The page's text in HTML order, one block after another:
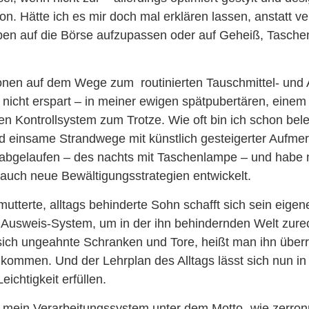
Hätte ich es mir doch mal erklären lassen, anstatt
auf die Börse aufzupassen oder auf Geheiß,
auf dem Wege zum routinierten Tauschmittel- und
erspart – in meiner ewigen spätpubertären,
Kontrollsystem zum Trotze. Wie oft bin ich schon
einsame Strandwege mit künstlich gesteigerter
– des nachts mit Taschenlampe – und habe
neue Bewältigungsstrategien entwickelt.
alltags behinderte Sohn schafft sich sein
System, um in der ihn behindernden Welt
ungeahnte Schranken und Tore, heißt man ihn
Und der Lehrplan des Alltags lässt sich nun
erfüllen.